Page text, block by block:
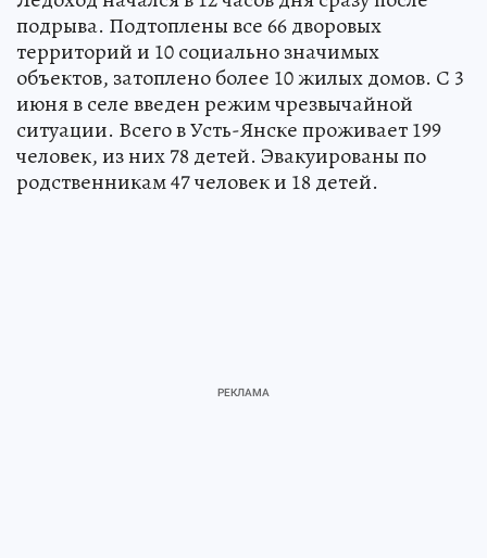
подрыва. Подтоплены все 66 дворовых
территорий и 10 социально значимых
объектов, затоплено более 10 жилых домов. С 3
июня в селе введен режим чрезвычайной
ситуации. Всего в Усть-Янске проживает 199
человек, из них 78 детей. Эвакуированы по
родственникам 47 человек и 18 детей.